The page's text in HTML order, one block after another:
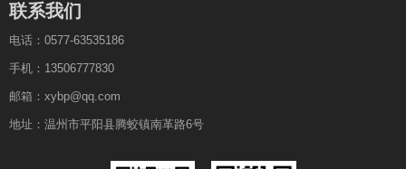
联系我们
电话：0577-63535186
手机：13506777830
邮箱：xybp@qq.com
地址：温州市平阳县腾蛟镇南革路6号